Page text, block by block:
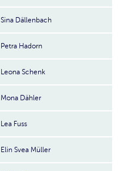
Sina Dällenbach
Petra Hadorn
Leona Schenk
Mona Dähler
Lea Fuss
Elin Svea Müller